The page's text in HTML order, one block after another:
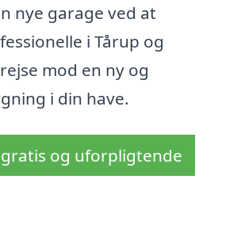
nye garage ved at
i Tårup og
mod en ny og
i din have.
og uforpligtende